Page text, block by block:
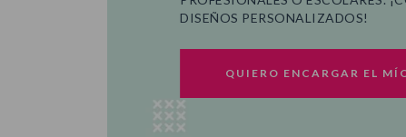
DISEÑOS PERSONALIZADOS!
QUIERO ENCARGAR EL